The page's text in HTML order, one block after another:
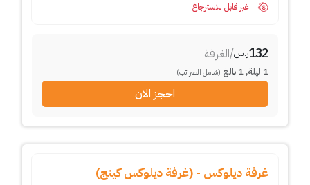
غير قابل للاسترجاع
132ر.س/الغرفة
1 ليلة,
1 بالغ (شامل الضرائب)
احجز الان
غرفة ديلوكس - (غرفة ديلوكس كينج)